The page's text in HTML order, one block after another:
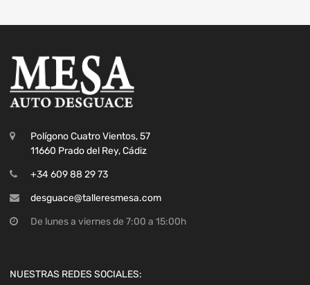
Polígono Cuatro Vientos, 57
11660 Prado del Rey, Cádiz
+34 609 88 29 73
desguace@talleresmesa.com
De lunes a viernes de 7:00 a 15:00h
NUESTRAS REDES SOCIALES: